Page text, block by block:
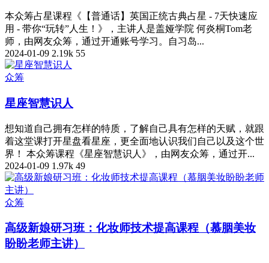
本众筹占星课程《【普通话】英国正统古典占星 - 7天快速应
用 - 带你“玩转”人生！》，主讲人是盖娅学院 何炎桐Tom老
师，由网友众筹，通过开通账号学习。自习岛...
2024-01-09 2.19k 55
众筹
星座智慧识人
想知道自己拥有怎样的特质，了解自己具有怎样的天赋，就跟
着这堂课打开星盘看星座，更全面地认识我们自己以及这个世
界！ 本众筹课程《星座智慧识人》，由网友众筹，通过开...
2024-01-09 1.97k 49
众筹
高级新娘研习班：化妆师技术提高课程（慕胭美妆
盼盼老师主讲）